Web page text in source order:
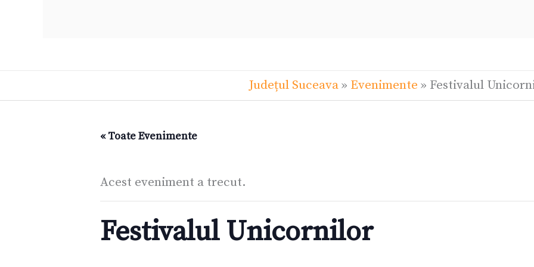
Județul Suceava» Evenimente » Festivalul
« Toate Evenimente
Acest eveniment a trecut.
Festivalul Unicornilor